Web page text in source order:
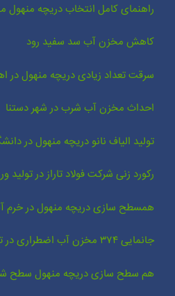
راهنمای کامل انتخاب دریچه منهول
کاهش مخزن آب سد سفید رود
سرقت تعداد زیادی دریچه منهول در
احداث مخزن آب شرب در شهر دستنا
تولید الیاف نانو دریچه منهول در
رکورد زنی شرکت فولاد تاراز در تولید
همسطح سازی دریچه منهول در خرم
جانمایی ۳۷۴ مخزن آب اضطراری در تهران
هم سطح سازی دریچه منهول سطح